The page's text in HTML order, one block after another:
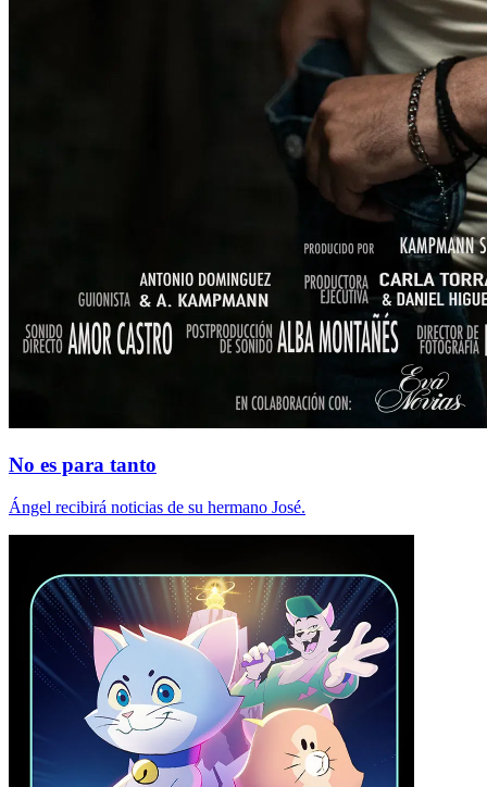
No es para tanto
Ángel recibirá noticias de su hermano José.